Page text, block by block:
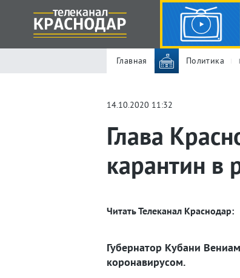
Главная Политика
14.10.2020 11:32
Глава
карантин в
Читать Телеканал Краснодар:
Губернатор Кубани
коронавирусом.